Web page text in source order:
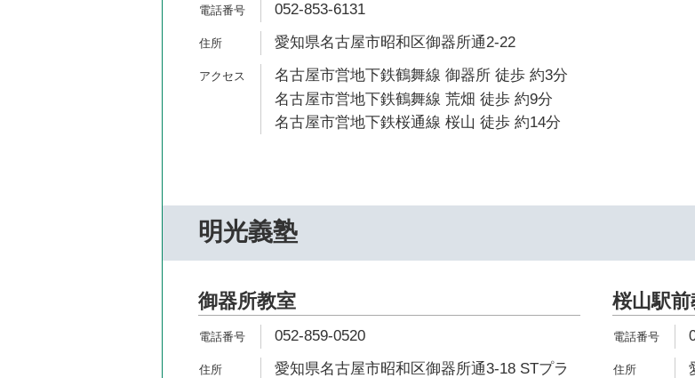
052-853-6131
愛知県名古屋市昭和区御器所通2-22
名古屋市営地下鉄鶴舞線 御器所 徒歩 約3分
名古屋市営地下鉄鶴舞線 荒畑 徒歩 約9分
名古屋市営地下鉄桜通線 桜山 徒歩 約14分
明光義塾
御器所教室
052-859-0520
愛知県名古屋市昭和区御器所通3-18 STプラ
桜山駅